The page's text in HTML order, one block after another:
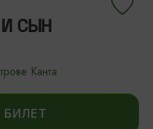
СЫН
Канта
БИЛЕТ